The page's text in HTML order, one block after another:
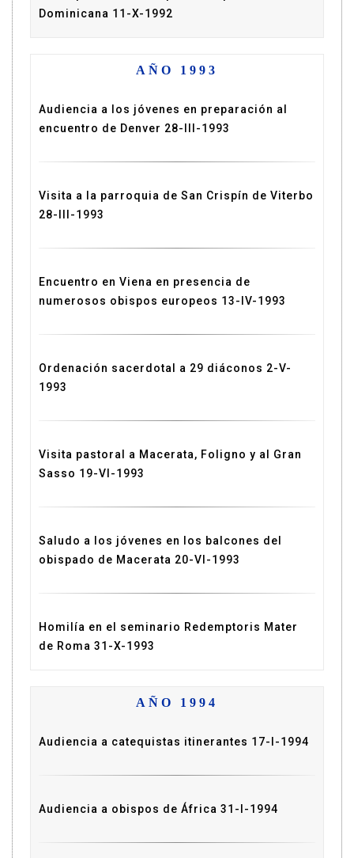
Dominicana 11-X-1992
AÑO 1993
Audiencia a los jóvenes en preparación al
encuentro de Denver 28-III-1993
Visita a la parroquia de San Crispín de Viterbo
28-III-1993
Encuentro en Viena en presencia de
numerosos obispos europeos 13-IV-1993
Ordenación sacerdotal a 29 diáconos 2-V-
1993
Visita pastoral a Macerata, Foligno y al Gran
Sasso 19-VI-1993
Saludo a los jóvenes en los balcones del
obispado de Macerata 20-VI-1993
Homilía en el seminario Redemptoris Mater
de Roma 31-X-1993
AÑO 1994
Audiencia a catequistas itinerantes 17-I-1994
Audiencia a obispos de África 31-I-1994